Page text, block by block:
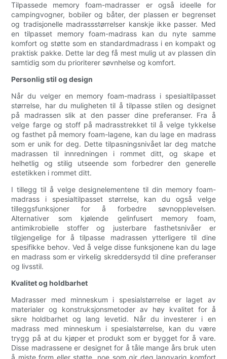
Tilpassede memory foam-madrasser er også ideelle for
campingvogner, bobiler og båter, der plassen er begrenset
og tradisjonelle madrassstørrelser kanskje ikke passer. Med
en tilpasset memory foam-madrass kan du nyte samme
komfort og støtte som en standardmadrass i en kompakt og
praktisk pakke. Dette lar deg få mest mulig ut av plassen din
samtidig som du prioriterer søvnhelse og komfort.
Personlig stil og design
Når du velger en memory foam-madrass i spesialtilpasset
størrelse, har du muligheten til å tilpasse stilen og designet
på madrassen slik at den passer dine preferanser. Fra å
velge farge og stoff på madrasstrekket til å velge tykkelse
og fasthet på memory foam-lagene, kan du lage en madrass
som er unik for deg. Dette tilpasningsnivået lar deg matche
madrassen til innredningen i rommet ditt, og skape et
helhetlig og stilig utseende som forbedrer den generelle
estetikken i rommet ditt.
I tillegg til å velge designelementene til din memory foam-
madrass i spesialtilpasset størrelse, kan du også velge
tilleggsfunksjoner for å forbedre søvnopplevelsen.
Alternativer som kjølende gelinfusert memory foam,
antimikrobielle stoffer og justerbare fasthetsnivåer er
tilgjengelige for å tilpasse madrassen ytterligere til dine
spesifikke behov. Ved å velge disse funksjonene kan du lage
en madrass som er virkelig skreddersydd til dine preferanser
og livsstil.
Kvalitet og holdbarhet
Madrasser med minneskum i spesialstørrelse er laget av
materialer og konstruksjonsmetoder av høy kvalitet for å
sikre holdbarhet og lang levetid. Når du investerer i en
madrass med minneskum i spesialstørrelse, kan du være
trygg på at du kjøper et produkt som er bygget for å vare.
Disse madrassene er designet for å tåle mange års bruk uten